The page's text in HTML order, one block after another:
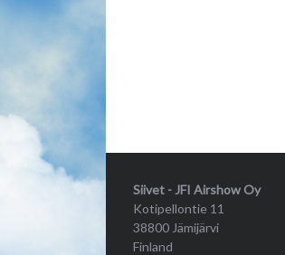
Siivet - JFI Airshow Oy
Kotipellontie 11
38800 Jämijärvi
Finland